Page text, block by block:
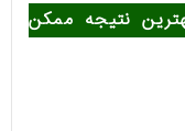
نتیجه ممکن